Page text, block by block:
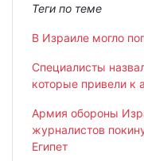
Теги по теме
В Израиле могло
Специалисты
которые привели к
Армия обороны
журналистов
Египет